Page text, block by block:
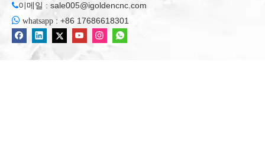
이메일 : sale005@igoldencnc.com
 whatsapp : +86 17686618301